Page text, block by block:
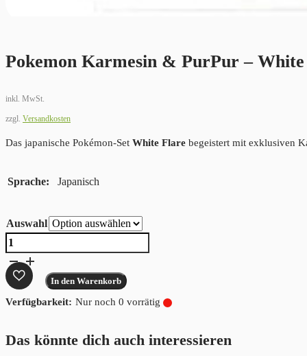
Pokemon Karmesin & PurPur –
inkl. MwSt.
zzgl. Versandkosten
Das japanische Pokémon-Set White Flare begeistert mit exklusiven
Sprache Japanisch
Auswahl
Pokemon
Karmesin
&
PurPur
-
Flare
In den Warenkorb
Nur noch 0 vorrätig
Das könnte dich auch interessieren